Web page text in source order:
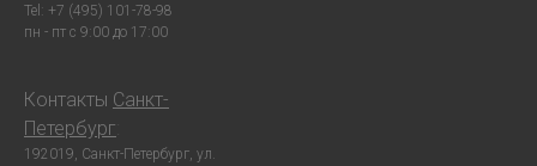
Tel: +7 (495) 101-78-98
пн - пт с 9:00 до 17:00
Контакты Санкт-
Петербург
192019, Санкт-Петербург, ул.